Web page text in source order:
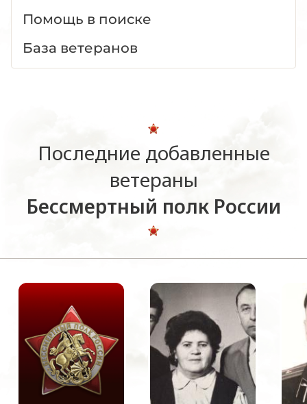
Помощь в поиске
База ветеранов
Последние добавленные
ветераны
Бессмертный полк России